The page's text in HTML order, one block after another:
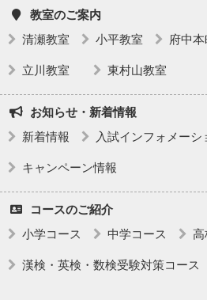
教室のご案内
清瀬教室
小平教室 府中
立川教室 東村山教室
お知らせ・新着情報
新着情報
入試インフォメーシ
キャンペーン情報
コースのご紹介
小学コース
中学コース 高
漢検・英検・数検受験対策コース